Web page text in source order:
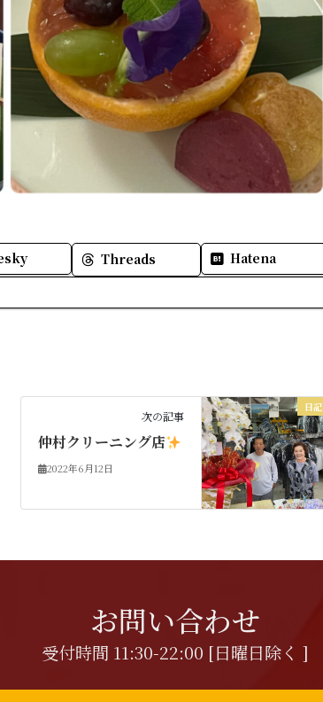
Threads
Hatena
日記
次の記事
仲村クリーニング店
2022年6月12日
お問い合わせ
受付時間 11:30-22:00 [日曜日除く ]